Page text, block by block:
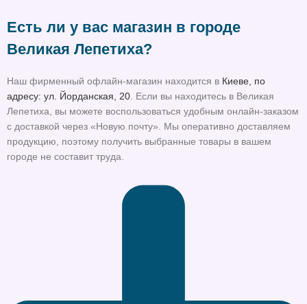
Есть ли у вас магазин в городе
Великая Лепетиха?
Наш фирменный офлайн-магазин находится в Киеве, по
адресу: ул. Йорданская, 20. Если вы находитесь в Великая
Лепетиха, вы можете воспользоваться удобным онлайн-заказом
с доставкой через «Новую почту». Мы оперативно доставляем
продукцию, поэтому получить выбранные товары в вашем
городе не составит труда.